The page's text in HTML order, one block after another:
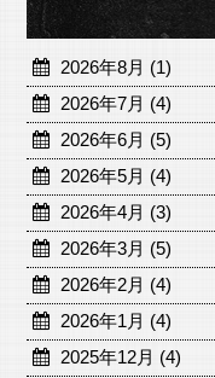
2026年8月 (1)
2026年7月 (4)
2026年6月 (5)
2026年5月 (4)
2026年4月 (3)
2026年3月 (5)
2026年2月 (4)
2026年1月 (4)
2025年12月 (4)